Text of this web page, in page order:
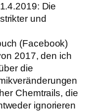
Die
und
(Facebook)
2017, den ich
die
Chemtrails, die
ignorieren